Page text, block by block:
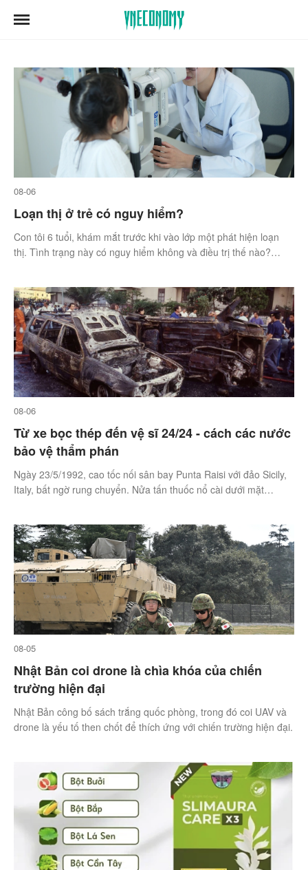
08-06
Loạn thị ở trẻ có nguy hiểm?
Con tôi 6 tuổi, khám mắt trước khi vào lớp một phát hiện loạn
thị. Tình trạng này có nguy hiểm không và điều trị thế nào?
08-06
Từ xe bọc thép đến vệ sĩ 24/24 - cách các nước
bảo vệ thẩm phán
Ngày 23/5/1992, cao tốc nối sân bay Punta Raisi với đảo Sicily,
Italy, bất ngờ rung chuyển. Nửa tấn thuốc nổ cài dưới mặt
08-05
Nhật Bản coi drone là chìa khóa của chiến
trường hiện đại
Nhật Bản công bố sách trắng quốc phòng, trong đó coi UAV và
drone là yếu tố then chốt để thích ứng với chiến trường hiện đại.